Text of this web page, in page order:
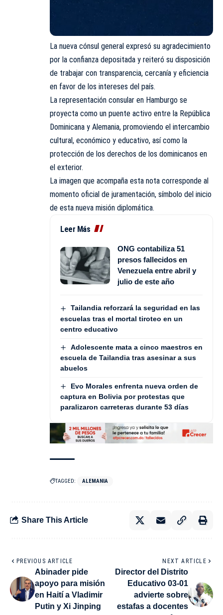
La nueva cónsul general expresó su agradecimiento
por la confianza depositada y reiteró su disposición
de trabajar con transparencia, cercanía y eficiencia
en favor de los intereses del país.
La representación consular en Hamburgo se
proyecta como un puente activo entre la República
Dominicana y Alemania, promoviendo el intercambio
cultural, económico y educativo, así como la
protección de los derechos de los dominicanos en
el exterior.
La imagen que acompaña esta nota corresponde al
momento oficial de juramentación, símbolo del inicio
de esta nueva misión diplomática.
Leer Más
ONG contabiliza 51
presos fallecidos en
Venezuela entre abril y
julio de este año
Tailandia reforzará la seguridad en las
escuelas tras el mortal tiroteo en un
centro educativo
Adolescente mata a cinco maestros en
escuela de Tailandia tras asesinar a sus
abuelos
Evo Morales enfrenta nueva orden de
captura en Bolivia por protestas que
paralizaron carreteras durante 53 días
TAGGED: ALEMANIA
Share This Article
PREVIOUS ARTICLE
Abinader pide
apoyo para misión
en Haití a Vladimir
Putin y Xi Jinping
NEXT ARTICLE
Director del Distrito
Educativo 03-01
advierte sobre
estafas a docentes